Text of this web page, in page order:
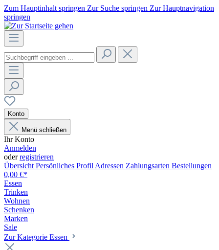
Zum Hauptinhalt springen Zur Suche springen Zur Hauptnavigation
springen
Konto
Menü schließen
Ihr Konto
Anmelden
oderregistrieren
Übersicht Persönliches Profil Adressen Zahlungsarten Bestellungen
0,00 €*
Essen
Trinken
Wohnen
Schenken
Marken
Sale
Zur Kategorie Essen